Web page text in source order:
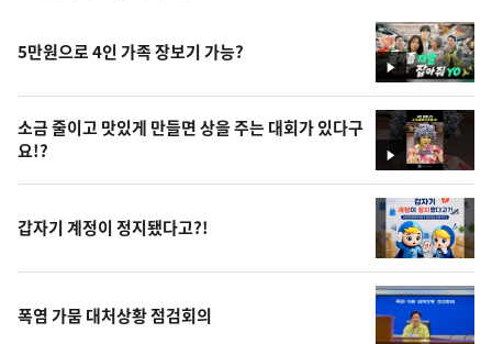
영
상
5만원으로 4인 가족 장보기 가능?
영
상
소금 줄이고 맛있게 만들면 상을 주는 대회가 있다구
요!?
갑자기 계정이 정지됐다고?!
폭염 가뭄 대처상황 점검회의